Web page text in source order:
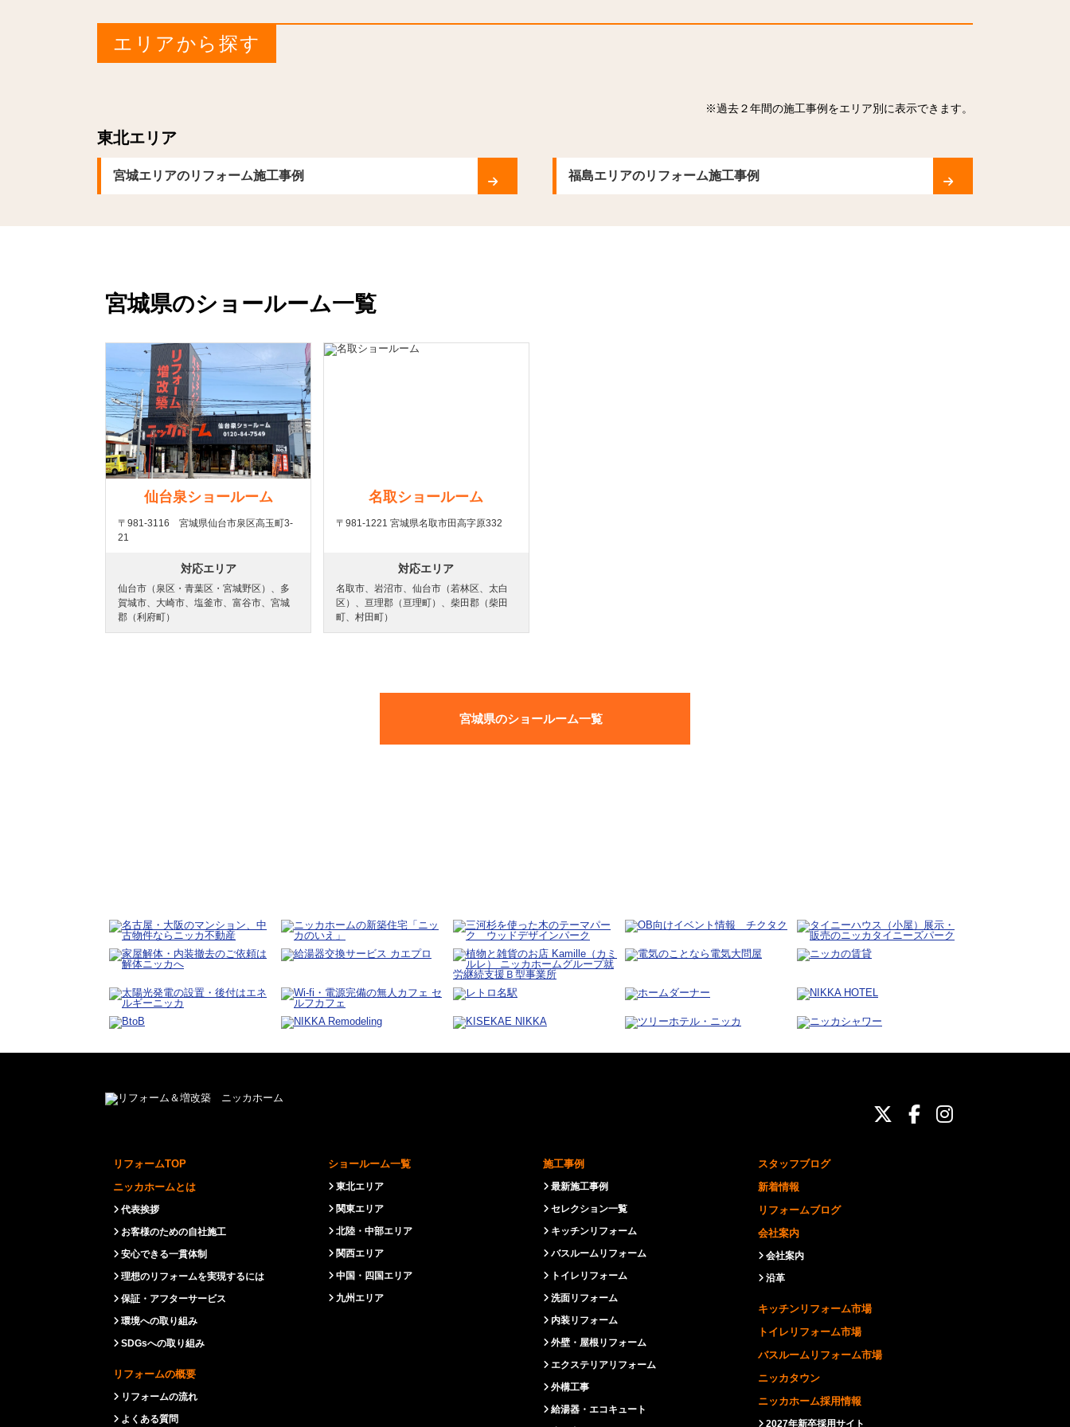
エリアから探す
※過去２年間の施工事例をエリア別に表示できます。
東北エリア
宮城エリアのリフォーム施工事例 福島エリアのリフォーム施工事例
宮城県のショールーム一覧
仙台泉ショールーム
〒981-3116 宮城県仙台市泉区高玉町3-
21
対応エリア
仙台市（泉区・青葉区・宮城野区）、多
賀城市、大崎市、塩釜市、富谷市、宮城
郡（利府町）
名取ショールーム
〒981-1221 宮城県名取市田高字原332
対応エリア
名取市、岩沼市、仙台市（若林区、太白
区）、亘理郡（亘理町）、柴田郡（柴田
町、村田町）
宮城県のショールーム一覧
ニッカホーム公式
ニッカホーム公
ニッカホー
リフォームTOP
ニッカホームとは
代表挨拶
お客様のための自社施工
安心できる一貫体制
理想のリフォームを実現するには
保証・アフターサービス
環境への取り組み
SDGsへの取り組み
リフォームの概要
リフォームの流れ
よくある質問
ショールーム一覧
東北エリア
関東エリア
北陸・中部エリア
関西エリア
中国・四国エリア
九州エリア
施工事例
最新施工事例
セレクション一覧
キッチンリフォーム
バスルームリフォーム
トイレリフォーム
洗面リフォーム
内装リフォーム
外壁・屋根リフォーム
エクステリアリフォーム
外構工事
給湯器・エコキュート
スタッフブログ
新着情報
リフォームブログ
会社案内
会社案内
沿革
キッチンリフォーム市場
トイレリフォーム市場
バスルームリフォーム市場
ニッカタウン
ニッカホーム採用情報
2027年新卒採用サイト